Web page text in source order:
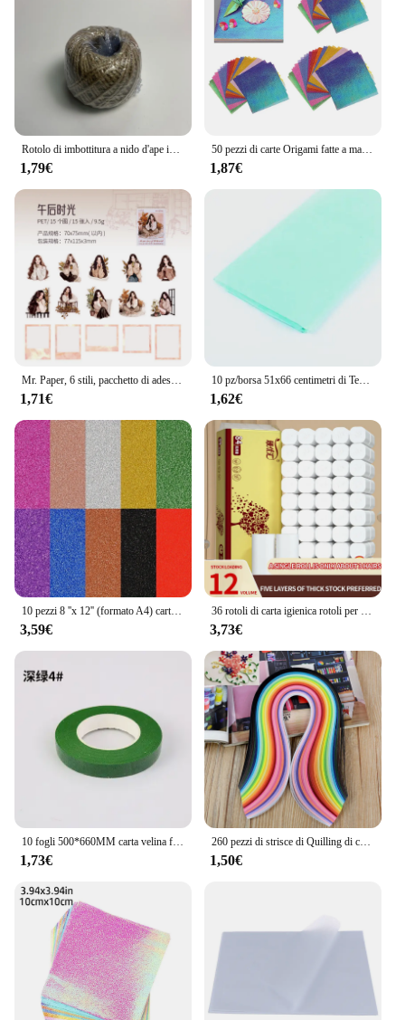
Rotolo di imbottitura a nido d'ape in carta da imballaggio rosa rotolo di avvolgimento per cuscino riciclato con imballaggio perforato involucro verde in movimento ecologico
1,79€
50 pezzi di carte Origami fatte a mano glitterate carte artigianali Decorative lucide forniture per feste in cartoncino fai da te
1,87€
Mr. Paper, 6 stili, pacchetto di adesivi per bordi di personaggi, adesivo per ragazza retrò in stile Polaroid materiale decorativo per Collage fai da te
1,71€
10 pz/borsa 51x66 centimetri di Tessuto Fiore di Carta Da Imballaggio di Carta Regalo di Imballaggio Carta Artistica E Per Hobby Rotolo Vino Pattini Camicia Abbigliamento di Avvolgimento imballaggio
1,62€
10 pezzi 8 ''x 12'' (formato A4) cartoncino glitterato per artigianato, carta glitterata in polvere Non goccia, decorazione per feste fai da te, regalo di natale
3,59€
36 rotoli di carta igienica rotoli per uso domestico carta igienica carta velina a mano rotoli senza nucleo rotolo piccolo oro
3,73€
10 fogli 500*660MM carta velina fai da te fatti a mano fiori di carta fiori confezione regalo matrimonio festivo e decorazioni per la casa
1,73€
260 pezzi di strisce di Quilling di carta arcobaleno Set 3mm 39cm carta regalo di fiori per la decorazione di carta fatta a mano strumenti di Quilling fai da te
1,50€